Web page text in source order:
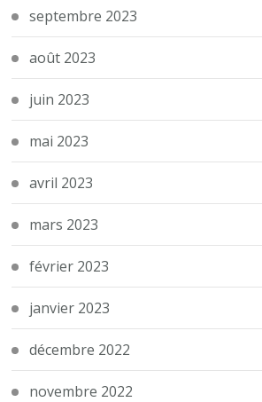
septembre 2023
août 2023
juin 2023
mai 2023
avril 2023
mars 2023
février 2023
janvier 2023
décembre 2022
novembre 2022